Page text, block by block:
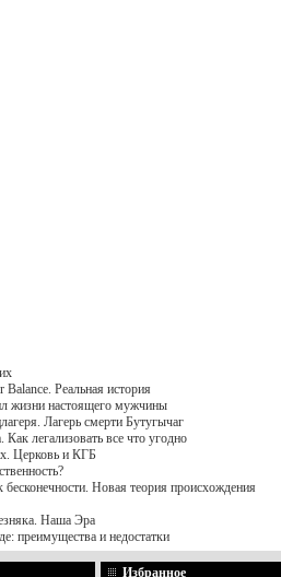
Balance. Реальная история
жизни настоящего мужчины
Лагерь смерти Бутугычаг
легализовать все что угодно
Церковь и КГБ
бесконечности. Новая теория происхождения
Наша Эра
преимущества и недостатки
Избранное